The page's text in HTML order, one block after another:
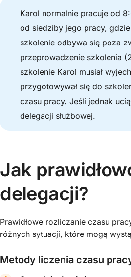
Karol normalnie pracuje od
od siedziby jego pracy,
szkolenie odbywa się poza
przeprowadzenie szkolenia
szkolenie Karol musiał
przygotowywał się do
czasu pracy. Jeśli jednak
delegacji służbowej.
Jak
delegacji?
Prawidłowe rozliczanie czasu
różnych sytuacji, które mogą
Metody liczenia czasu